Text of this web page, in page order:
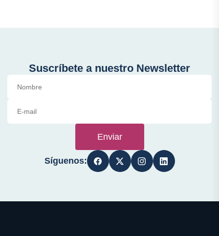
Suscríbete a nuestro Newsletter
Enviar
Síguenos: